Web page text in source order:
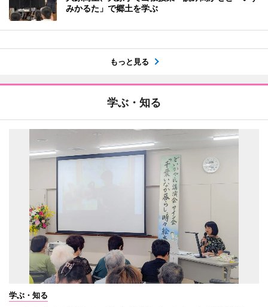
みかるた」で郷土を学ぶ
もっと見る
学ぶ・知る
学ぶ・知る